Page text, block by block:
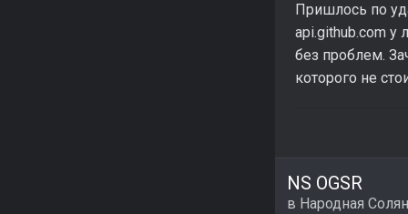
Пришлось по
api.github.com у
без проблем.
которого не
NS OGSR
в Народная